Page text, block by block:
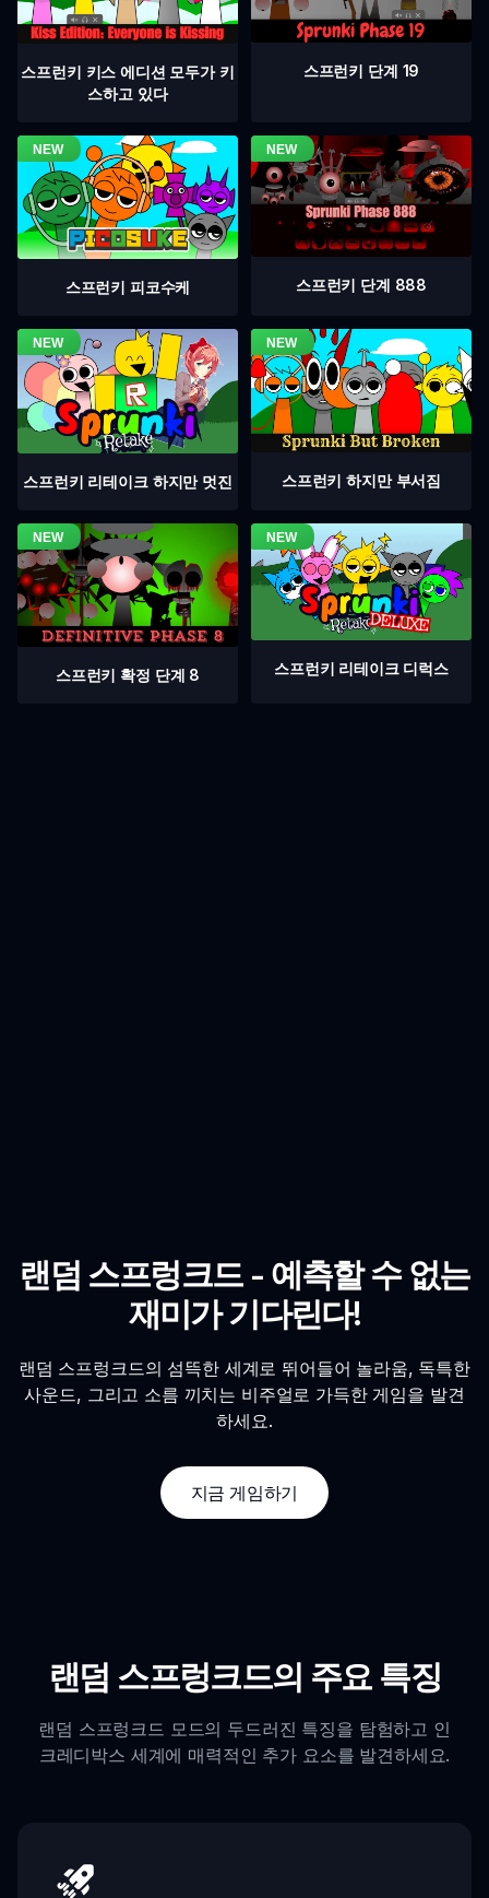
스프런키 키스 에디션 모두가 키
스하고 있다
스프런키 단계 19
스프런키 피코수케 스프런키 단계 888
스프런키 리테이크 하지만 멋진 스프런키 하지만 부서짐
스프런키 확정 단계 8 스프런키 리테이크 디럭스
랜덤 스프렁크드 - 예측할 수 없는
재미가 기다린다!
랜덤 스프렁크드의 섬뜩한 세계로 뛰어들어 놀라움, 독특한
사운드, 그리고 소름 끼치는 비주얼로 가득한 게임을 발견
하세요.
지금 게임하기
랜덤 스프렁크드의 주요 특징
랜덤 스프렁크드 모드의 두드러진 특징을 탐험하고 인
크레디박스 세계에 매력적인 추가 요소를 발견하세요.